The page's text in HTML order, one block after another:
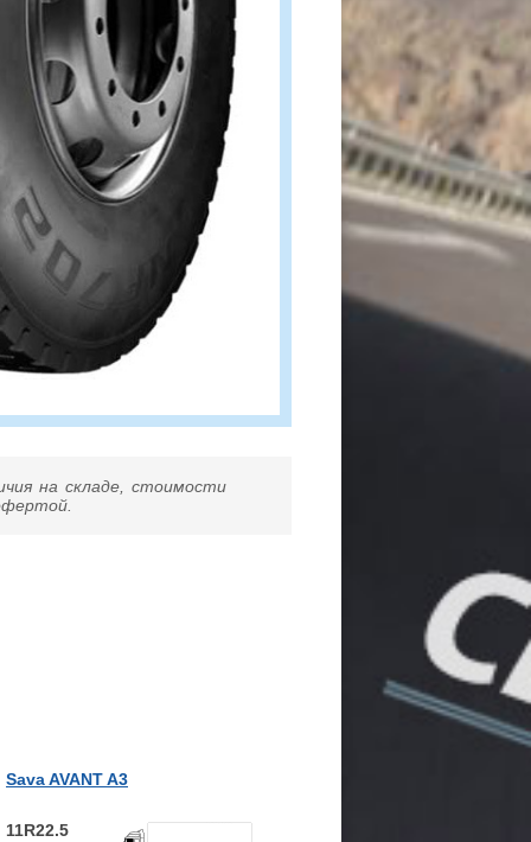
на складе, стоимости
Sava AVANT A3
11R22.5